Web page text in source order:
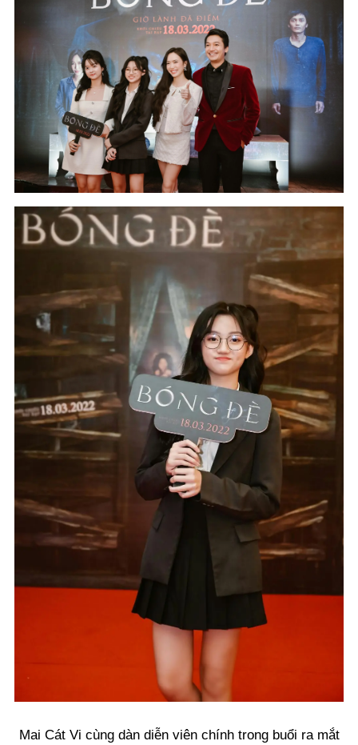
Mai Cát Vi cùng dàn diễn viên chính trong buổi ra mắt